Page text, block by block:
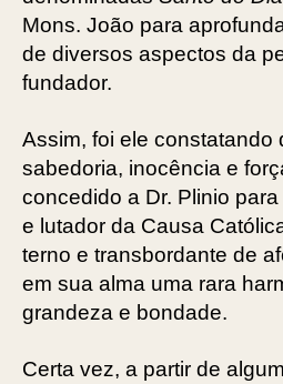
Mons. João para
de diversos aspectos da
fundador.
Assim, foi ele constatando
sabedoria, inocência e
concedido a Dr. Plinio
e lutador da Causa
terno e transbordante de
em sua alma uma rara
grandeza e bondade.
Certa vez, a partir de